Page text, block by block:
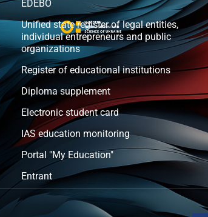
EDEBO
Unified state register of legal entities,
individual entrepreneurs and public
organizations
Register of educational institutions
Diploma supplement
Electronic student card
IAS education monitoring
Portal "My Education"
Entrant